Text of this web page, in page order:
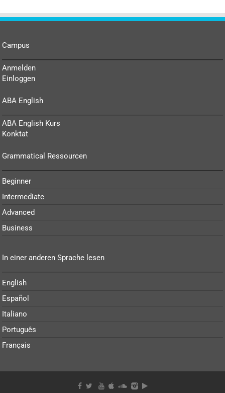
Campus
Anmelden
Einloggen
ABA English
ABA English Kurs
Konktat
Grammatical Ressourcen
Beginner
Intermediate
Advanced
Business
In einer anderen Sprache lesen
English
Español
Italiano
Português
Français